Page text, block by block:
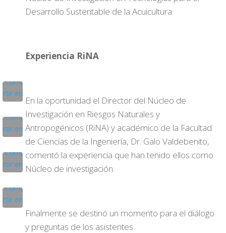
Desarrollo Sustentable de la Acuicultura.
Experiencia RiNA
En la oportunidad el Director del Núcleo de
Investigación en Riesgos Naturales y
Antropogénicos (RiNA) y académico de la Facultad
de Ciencias de la Ingeniería, Dr. Galo Valdebenito,
comentó la experiencia que han tenido ellos como
Núcleo de investigación.
Finalmente se destinó un momento para el diálogo
y preguntas de los asistentes.